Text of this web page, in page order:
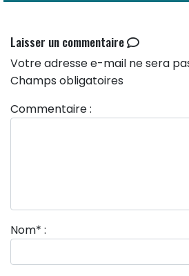
Laisser un commentaire
Votre adresse e-mail ne sera
Champs obligatoires
Commentaire :
Nom* :